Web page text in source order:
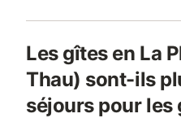
Les gîtes en La
Thau) sont-ils
séjours pour les